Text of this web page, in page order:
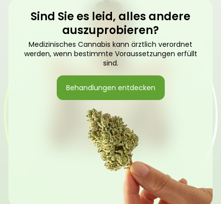
Sind Sie es leid, alles andere
auszuprobieren?
Medizinisches Cannabis kann ärztlich verordnet
werden, wenn bestimmte Voraussetzungen erfüllt
sind.
Behandlungen entdecken